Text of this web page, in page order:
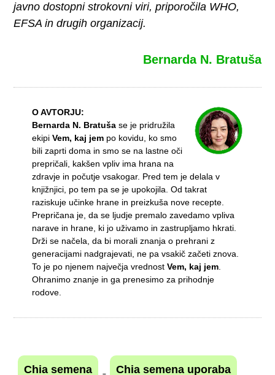
javno dostopni strokovni viri, priporočila WHO,
EFSA in drugih organizacij.
Bernarda N. Bratuša
O AVTORJU:
Bernarda N. Bratuša se je pridružila
ekipiVem, kaj jem po kovidu, ko smo
bili zaprti doma in smo se na lastne oči
prepričali, kakšen vpliv ima hrana na
zdravje in počutje vsakogar. Pred tem je delala v
knjižnjici, po tem pa se je upokojila. Od takrat
raziskuje učinke hrane in preizkuša nove recepte.
Prepričana je, da se ljudje premalo zavedamo vpliva
narave in hrane, ki jo uživamo in zastrupljamo hkrati.
Drži se načela, da bi morali znanja o prehrani z
generacijami nadgrajevati, ne pa vsakič začeti znova.
To je po njenem največja vrednostVem, kaj jem.
Ohranimo znanje in ga prenesimo za prihodnje
rodove.
Chia semena Chia semena uporaba